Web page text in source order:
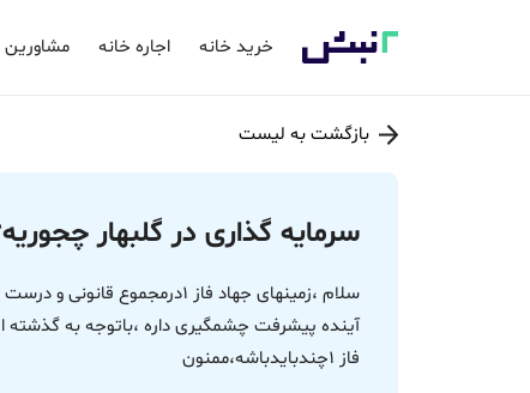
خرید خانه اجاره خانه مشاورین
بازگشت به لیست
سرمایه گذاری در گلبهار
آینده پیشرفت چشمگیری داره ،باتوجه به
فاز 1چندبایدباشه،ممنون